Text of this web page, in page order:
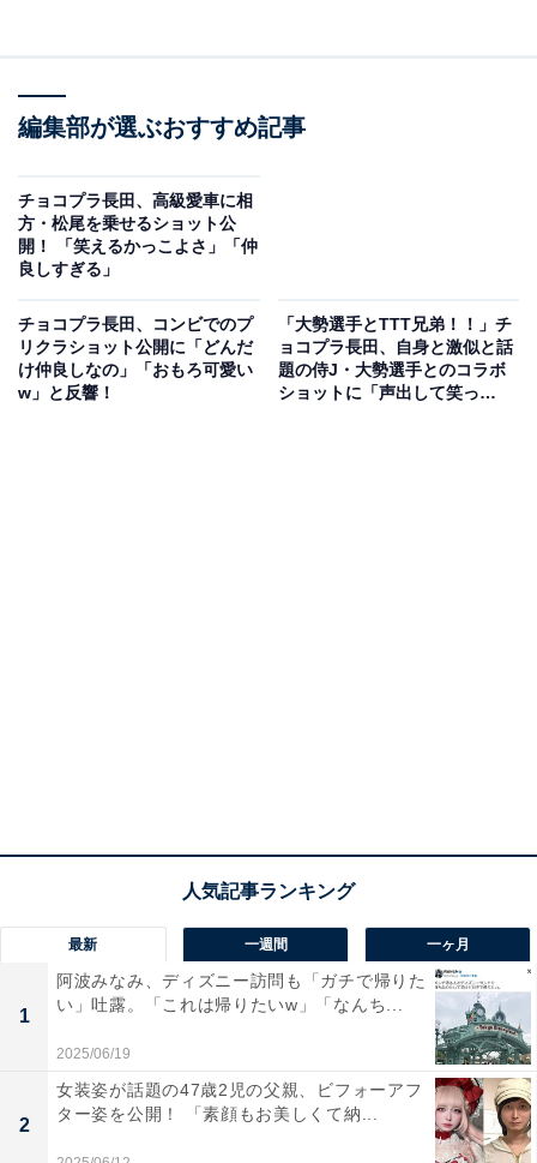
編集部が選ぶおすすめ記事
チョコプラ長田、高級愛車に相
方・松尾を乗せるショット公
開！ 「笑えるかっこよさ」「仲
良しすぎる」
チョコプラ長田、コンビでのプ
リクラショット公開に「どんだ
け仲良しなの」「おもろ可愛い
w」と反響！
「大勢選手とTTT兄弟！！」チ
ョコプラ長田、自身と激似と話
題の侍J・大勢選手とのコラボ
ショットに「声出して笑っ
最新 一週間 一ヶ月
1
阿波みなみ、ディズニー訪問も「ガチで帰りた
い」吐露。「これは帰りたいw」「なんち...
2025/06/19
2
女装姿が話題の47歳2児の父親、ビフォーアフ
ター姿を公開！ 「素顔もお美しくて納...